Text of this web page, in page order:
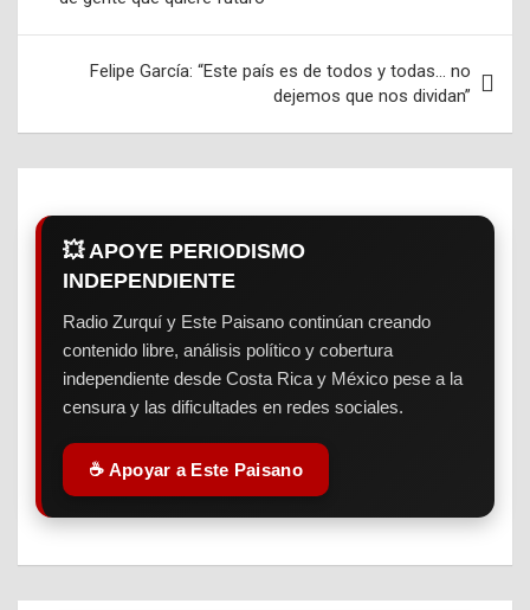
de
entradas
Felipe García: “Este país es de todos y todas… no
dejemos que nos dividan”
💥 APOYE PERIODISMO
INDEPENDIENTE
Radio Zurquí y Este Paisano continúan creando
contenido libre, análisis político y cobertura
independiente desde Costa Rica y México pese a la
censura y las dificultades en redes sociales.
☕ Apoyar a Este Paisano